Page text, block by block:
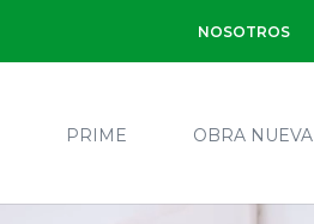
NOSOTROS
PRIME OBRA NUEVA